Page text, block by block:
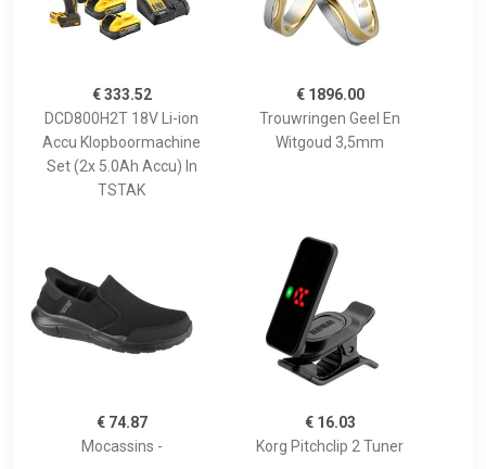
€ 333.52
DCD800H2T 18V Li-ion
Accu Klopboormachine
Set (2x 5.0Ah Accu) In
TSTAK
€ 1896.00
Trouwringen Geel En
Witgoud 3,5mm
€ 74.87
Mocassins -
€ 16.03
Korg Pitchclip 2 Tuner